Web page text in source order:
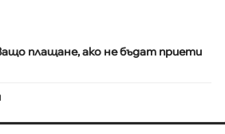
плащане, ако не бъдат приети